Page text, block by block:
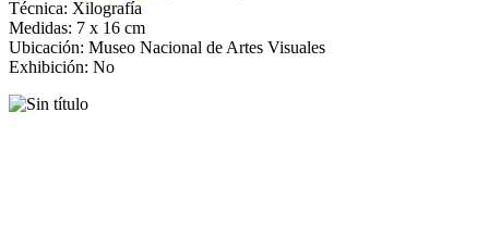
Técnica: Xilografía
Medidas: 7 x 16 cm
Ubicación: Museo Nacional de Artes Visuales
Exhibición: No